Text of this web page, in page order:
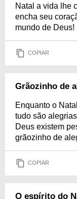
Natal a vida lhe
encha seu
mundo de Deus!
COPIAR
Grãozinho de
Enquanto o
tudo são
Deus existem
grãozinho de
COPIAR
O espírito do